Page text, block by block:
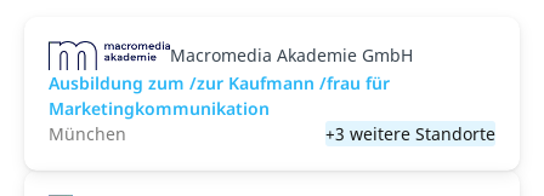
Macromedia Akademie GmbH
Ausbildung zum /zur Kaufmann /frau für
Marketingkommunikation
München
+3 weitere Standorte